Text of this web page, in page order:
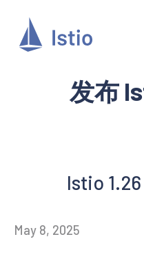
发布
Istio
May 8, 2025